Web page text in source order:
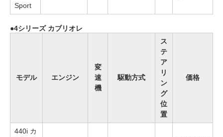
Sport
4シリーズ カブリオレ
モデル エンジン
変
速
機
駆動方式
ス
テ
ア
リ
ン
グ
位
置
価格
440i カ